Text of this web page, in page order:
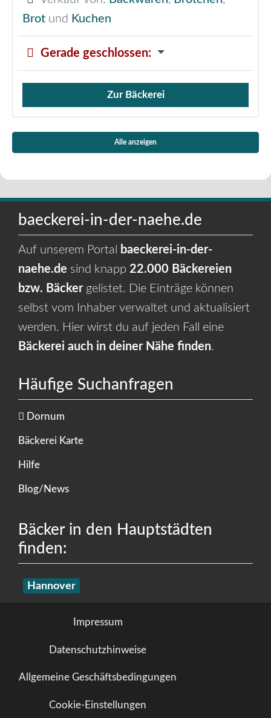
Brot und Kuchen
Gerade geschlossen:
Verkauf von Brötchen,
Zur Bäckerei
Alle anzeigen
baeckerei-in-der-naehe.de
Auf unserem Portal
baeckerei-in-der-
naehe.de sind knapp 22.000 Bäckereien
bzw. Bäckergelistet. Die Einträge können
selbst vom Inhaber verwaltet und aktualisiert
werden. Hier wirst du auf jeden Fall eine
Bäckerei auch in deiner Nähe finden.
Häufige Suchanfragen
Dornum
Bäckerei Karte
Hilfe
Blog/News
Bäcker in den Hauptstädten
finden:
Hannover
Impressum
Datenschutzhinweise
Allgemeine Geschäftsbedingungen
Cookie-Einstellungen